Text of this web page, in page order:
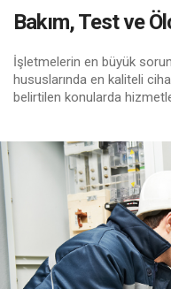
Bakım, Test ve
İşletmelerin en büyük
hususlarında en kaliteli
belirtilen konularda